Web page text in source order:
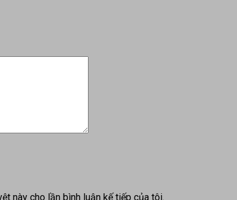
này cho lần bình luận kế tiếp của tôi.